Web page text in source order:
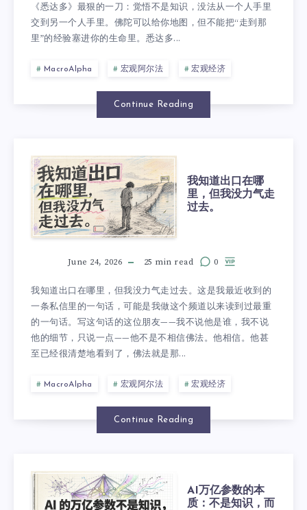
《悉达多》最狠的一刀：觉悟不是知识，没法从一个人手里
交到另一个人手里。佛陀可以给你地图，但不能把“走到那
里”的经验塞进你的生命里。悉达多...
MacroAlpha 宏观阿尔法 宏观经济
Continue Reading
我知道出口在哪
里，但我没力气走
过去。
June 24, 2026 25 min read 0
我知道出口在哪里，但我没力气走过去。这是我最近收到的
一条私信里的一句话，可能是我做这个频道以来读到过最重
的一句话。写这句话的这位朋友——我不说他是谁，我不说
他的细节，只说一点——他不是不相信佛法。他相信。他甚
至已经很清楚地看到了，佛法就是那...
MacroAlpha 宏观阿尔法 宏观经济
Continue Reading
AI万亿参数的本
质：不是知识，而